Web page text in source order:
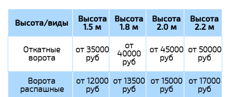
Высота/виды Высота
1.5 м
Высота
1.8 м
Высота
2.0 м
Высота
2.2 м
Откатные
ворота
от 35000
руб
от
40000
руб
от 45000
руб
от 50000
руб
Ворота
распашные
от 12000
руб
от 13500
руб
от 15000
руб
от 17000
руб